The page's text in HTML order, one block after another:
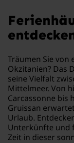
Träumen Sie von
Okzitanien? Das
seine Vielfalt
Mittelmeer. Von
Carcassonne bis
Gruissan
Urlaub.
Unterkünfte und
Zeit in dieser